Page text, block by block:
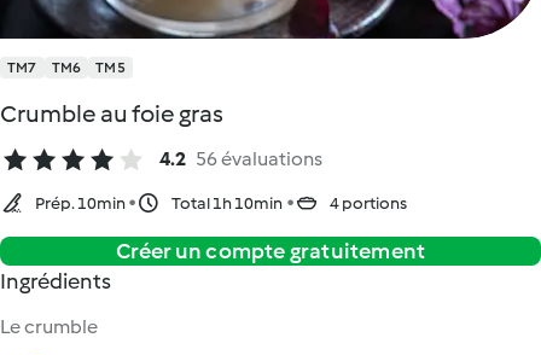
TM7 TM6 TM5
Crumble au foie gras
4.2 56 évaluations
Prép. 10min Total 1h 10min 4 portions
Créer un compte gratuitement
Ingrédients
Le crumble